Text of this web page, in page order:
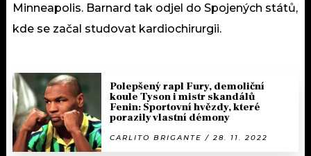
Minneapolis. Barnard tak odjel do Spojených států,
kde se začal studovat kardiochirurgii.
Polepšený rapl Fury, demoliční
koule Tyson i mistr skandálů
Fenin: Sportovní hvězdy, které
porazily vlastní démony
CARLITO BRIGANTE / 28. 11. 2022